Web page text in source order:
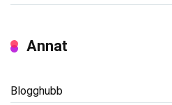
Annat
Blogghubb